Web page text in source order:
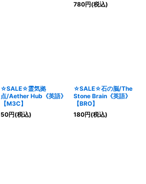
780円(税込)
☆SALE☆霊気拠
点/Aether Hub《英語》
【M3C】
50円(税込)
☆SALE☆石の脳/The
Stone Brain《英語》
【BRO】
180円(税込)